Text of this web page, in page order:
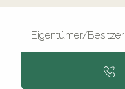
Eigentümer/Besitzer